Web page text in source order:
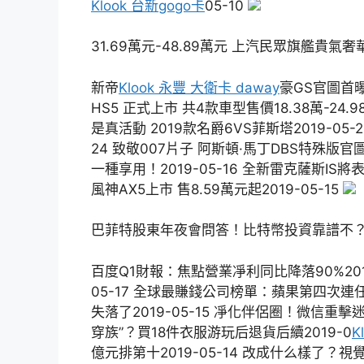
Klook 台新gogo卡05-10
31.69萬元-48.89萬元 上汽民眾旗艦貴氣奢
新帝Klook 永豐 大衛卡 daway豪GS官圖首
HS5 正式上市 共4款車型售價18.38萬-
是真活動 2019款名爵6VS菲斯塔2019-05-
24 致敬007片子 阿斯頓·馬丁DBS特殊版
一種享用！2019-05-16 全新雷克薩斯IS將
風神AX5上市 售8.59萬元起2019-05-15
巴菲特股東年夜會問答！比特幣投資靠譜不
百度Q1財報：焦點營業凈利同比降落
05-17 全球最賺錢公司榜單：蘋果第四次
失落了2019-05-15 凈化伴侶圈！微信重擊
穿族”？買18件衣服游玩后退貨后續2019-0
億元排第十2019-05-14 改成什么樣了？視